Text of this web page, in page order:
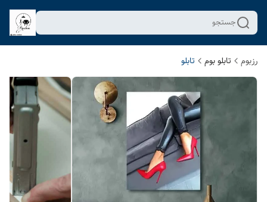
جستجو
رزبوم تابلو بوم تابلو